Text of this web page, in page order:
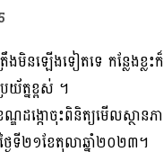
នឡេីងទៀតទេ កន្លែងខ្លះ
រយ័ត្នខ្ពស់ ។
ដង្កោចុះពិនិត្យមើលស្ថាន
ងៃទី២១ខែតុលាឆ្នាំ២០២៣។